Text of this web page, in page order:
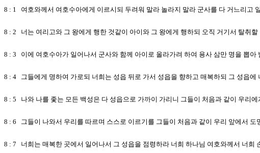
8 : 1 여호와께서 여호수아에게 이르시되 두려워 말라 놀라지 말라 군사를 다 거느리고
8 : 2 너는 여리고와 그 왕에게 행한 것같이 아이와 그 왕에게 행하되 오직 거기서 탈취
8 : 3 이에 여호수아가 일어나서 군사와 함께 아이로 올라가려 하여 용사 삼만 명을 뽑아
8 : 4 그들에게 명하여 가로되 너희는 성읍 뒤로 가서 성읍을 향하고 매복하되 그 성읍에
8 : 5 나와 나를 좇는 모든 백성은 다 성읍으로 가까이 가리니 그들이 처음과 같이 우리
8 : 6 그들이 나와서 우리를 따르며 스스로 이르기를 그들이 처음과 같이 우리 앞에서
8 : 7 너희는 매복한 곳에서 일어나서 그 성읍을 점령하라 너희 하나님 여호와께서 너희